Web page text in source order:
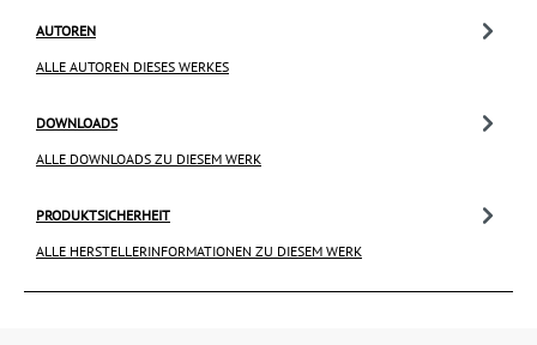
AUTOREN
ALLE AUTOREN DIESES WERKES
DOWNLOADS
ALLE DOWNLOADS ZU DIESEM WERK
PRODUKTSICHERHEIT
ALLE HERSTELLERINFORMATIONEN ZU DIESEM WERK